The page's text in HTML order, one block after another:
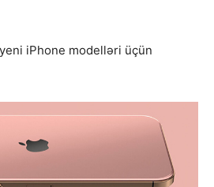
iPhone modelləri üçün